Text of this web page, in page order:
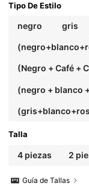
Tipo De Estilo
negro gris
(Negro + Café +
(negro + blanco
Talla
4 piezas 2
Guía de Tallas